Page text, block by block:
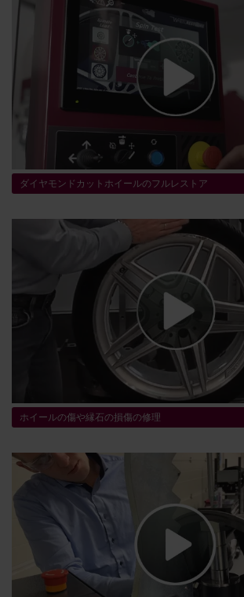
ダイヤモンドカットホイールのフルレストア
ホイールの傷や縁石の損傷の修理